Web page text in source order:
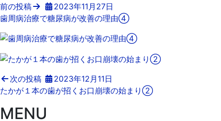
前の投稿
2023年11月27日
歯周病治療で糖尿病が改善の理由④
次の投稿
2023年12月11日
たかが１本の歯が招くお口崩壊の始まり②
MENU